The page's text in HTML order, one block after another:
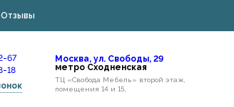
Отзывы
67
18
Москва, ул. Свободы, 29
метро Сходненская
ТЦ «Свобода Мебель» второй этаж,
помещения 14 и 15,